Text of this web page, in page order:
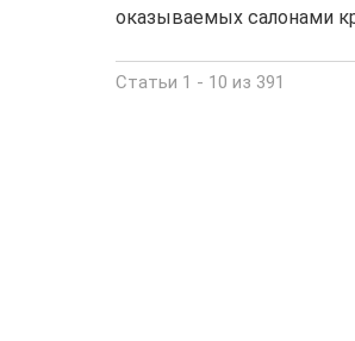
оказываемых салонами
Статьи 1 - 10 из 391